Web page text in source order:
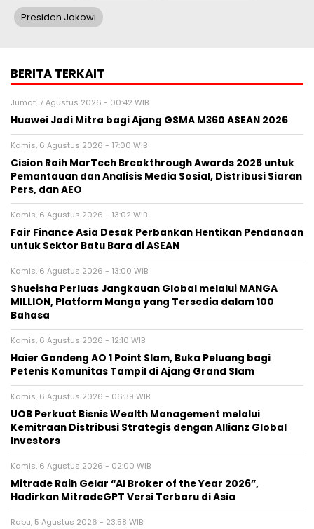
Presiden Jokowi
BERITA TERKAIT
Jumat, 7 Agustus 2026 - 00:42 WIB
Huawei Jadi Mitra bagi Ajang GSMA M360 ASEAN 2026
Kamis, 6 Agustus 2026 - 17:00 WIB
Cision Raih MarTech Breakthrough Awards 2026 untuk
Pemantauan dan Analisis Media Sosial, Distribusi Siaran
Pers, dan AEO
Kamis, 6 Agustus 2026 - 13:02 WIB
Fair Finance Asia Desak Perbankan Hentikan Pendanaan
untuk Sektor Batu Bara di ASEAN
Kamis, 6 Agustus 2026 - 13:00 WIB
Shueisha Perluas Jangkauan Global melalui MANGA
MILLION, Platform Manga yang Tersedia dalam 100
Bahasa
Kamis, 6 Agustus 2026 - 12:10 WIB
Haier Gandeng AO 1 Point Slam, Buka Peluang bagi
Petenis Komunitas Tampil di Ajang Grand Slam
Kamis, 6 Agustus 2026 - 06:39 WIB
UOB Perkuat Bisnis Wealth Management melalui
Kemitraan Distribusi Strategis dengan Allianz Global
Investors
Kamis, 6 Agustus 2026 - 02:00 WIB
Mitrade Raih Gelar “AI Broker of the Year 2026”,
Hadirkan MitradeGPT Versi Terbaru di Asia
Rabu, 5 Agustus 2026 - 23:58 WIB